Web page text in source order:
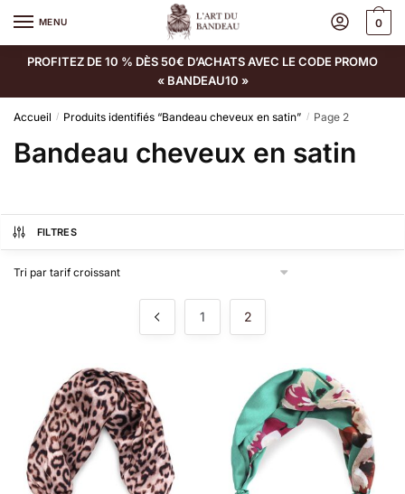
MENU 0
PROFITEZ DE 10 % DÈS 50€ D’ACHATS AVEC LE CODE PROMO
« BANDEAU10 »
Accueil / Produits identifiés “Bandeau cheveux en satin” / Page 2
Bandeau cheveux en satin
FILTRES
1 2